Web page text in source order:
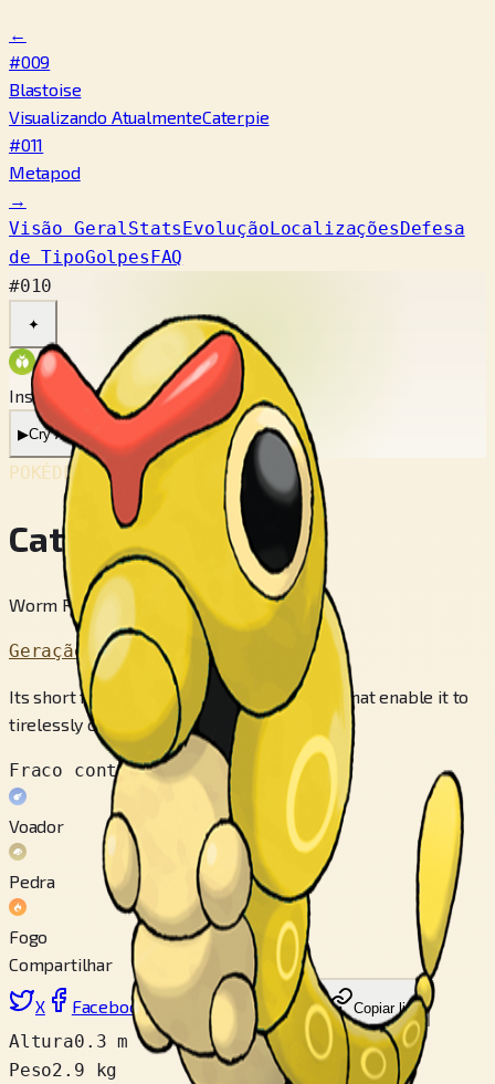
←
#009
Blastoise
Visualizando AtualmenteCaterpie
#011
Metapod
→
Visão GeralStatsEvoluçãoLocalizaçõesDefesa
de TipoGolpesFAQ
#010
✦
Inseto
▶Cry Atual Cry Antigo
POKÉDEX No. #010
Caterpie
Worm Pokémon
Geração 1
Its short feet are tipped with suction pads that enable it to
tirelessly climb slopes and walls.
Fraco contra
Voador
Pedra
Fogo
Compartilhar
X Facebook LinkedIn Reddit Copiar link
Altura0.3 m
Peso2.9 kg